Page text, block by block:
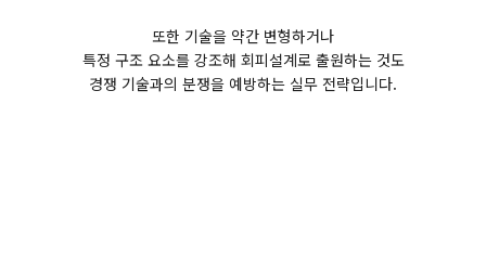
또한 기술을 약간 변형하거나
특정 구조 요소를 강조해 회피설계로 출원하는 것도
경쟁 기술과의 분쟁을 예방하는 실무 전략입니다.